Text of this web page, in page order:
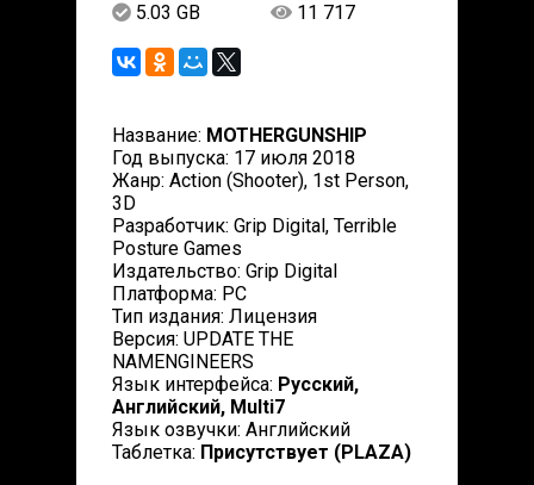
5.03 GB 11 717
Название: MOTHERGUNSHIP
Год выпуска: 17 июля 2018
Жанр: Action (Shooter), 1st Person,
3D
Разработчик: Grip Digital, Terrible
Posture Games
Издательство: Grip Digital
Платформа: PC
Тип издания: Лицензия
Версия: UPDATE THE
NAMENGINEERS
Язык интерфейса: Русский,
Английский, Multi7
Язык озвучки: Английский
Таблетка: Присутствует (PLAZA)